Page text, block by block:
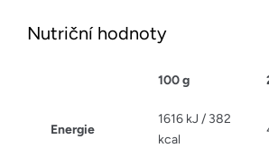
Nutriční hodnoty
100 g
Energie
1616 kJ / 382
kcal